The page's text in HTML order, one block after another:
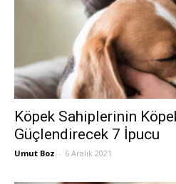
Köpek Sahiplerinin
Güçlendirecek 7 İpucu
Umut Boz - 6 Aralık 2021